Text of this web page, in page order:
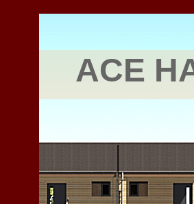
ACE